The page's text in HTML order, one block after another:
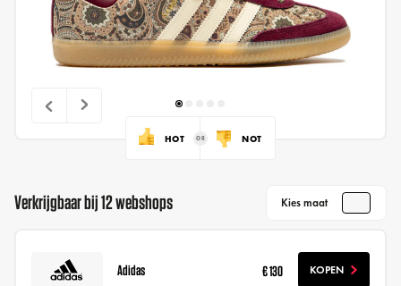
HOT NOT
Verkrijgbaar bij 12 webshops Kies maat
Adidas € 130 KOPEN